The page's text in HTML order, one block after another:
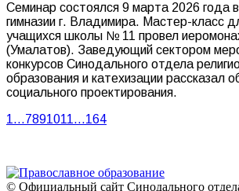
Семинар состоялся 9 марта 2026 года
гимназии г. Владимира. Мастер-класс
учащихся школы № 11 провел
(Умалатов). Заведующий сектором
конкурсов Синодального отдела
образования и катехизации рассказал
социального проектирования.
1…7891011…164
© Официальный сайт Синодального